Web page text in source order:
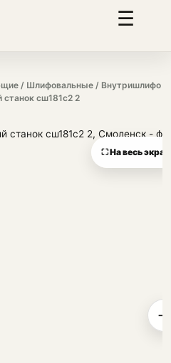
☰
/ Шлифовальные / Внутришлифо
сш181с2 2
⛶ На весь экран
→